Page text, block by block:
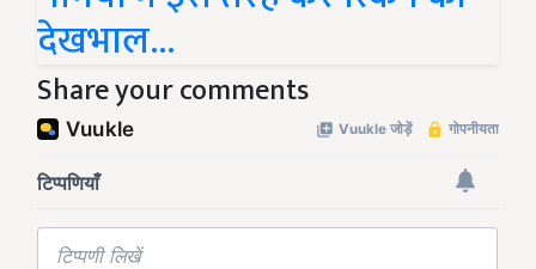
देखभाल...
Share your comments